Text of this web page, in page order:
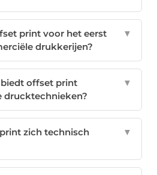
print voor het eerst
drukkerijen?
▼
offset print
drucktechnieken?
▼
zich technisch
▼